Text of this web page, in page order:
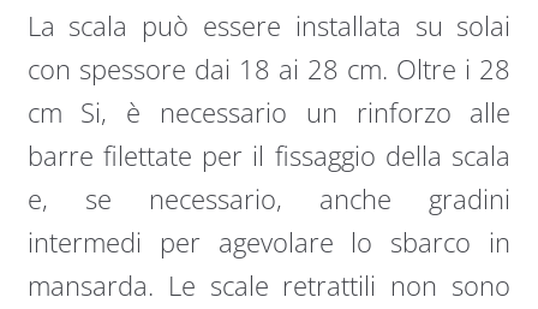
La scala può essere installata su solai
con spessore dai 18 ai 28 cm. Oltre i 28
cm Si, è necessario un rinforzo alle
barre filettate per il fissaggio della scala
e, se necessario, anche gradini
intermedi per agevolare lo sbarco in
mansarda. Le scale retrattili non sono